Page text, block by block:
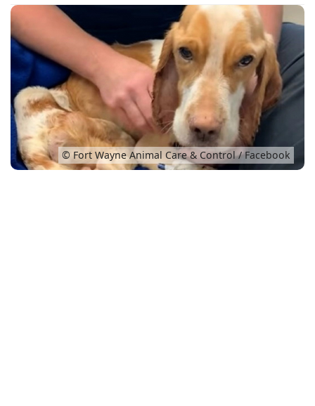
Sauvetages
Conso
© Fort Wayne Animal Care & Control / Facebook